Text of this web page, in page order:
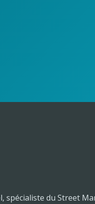
spécialiste du Street